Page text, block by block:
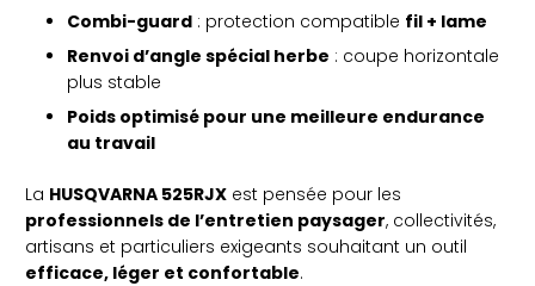
Combi-guard : protection compatible fil + lame
Renvoi d’angle spécial herbe : coupe horizontale
plus stable
Poids optimisé pour une meilleure endurance
au travail
La HUSQVARNA 525RJX est pensée pour les
professionnels de l’entretien paysager, collectivités,
artisans et particuliers exigeants souhaitant un outil
efficace, léger et confortable.